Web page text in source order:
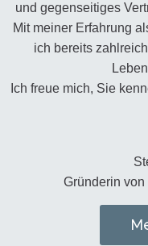
und gegenseitiges
Mit meiner Erfahrung
ich bereits
Ich freue mich, Sie
Gründerin